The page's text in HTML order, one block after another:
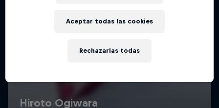
Rechazarlas todas
Aceptar todas las cookies